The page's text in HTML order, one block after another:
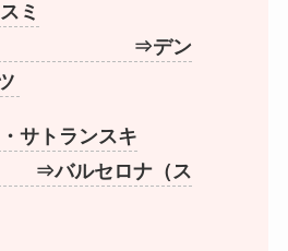
ミ
デン
サトランスキ
セロナ（ス